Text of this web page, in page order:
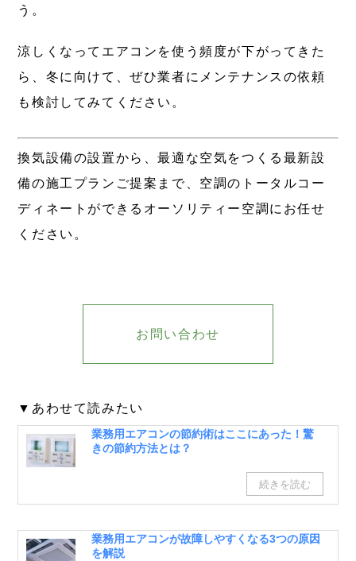
う。
涼しくなってエアコンを使う頻度が下がってきた
ら、冬に向けて、ぜひ業者にメンテナンスの依頼
も検討してみてください。
換気設備の設置から、最適な空気をつくる最新設
備の施工プランご提案まで、空調のトータルコー
ディネートができるオーソリティー空調にお任せ
ください。
お問い合わせ
▼あわせて読みたい
業務用エアコンの節約術はここにあった！驚
きの節約方法とは？
業務用エアコンが故障しやすくなる3つの原因
を解説